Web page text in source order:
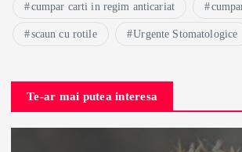
cumpar carti in regim anticariat
scaun cu rotile Urgente Stomatologice
Te-ar mai putea interesa